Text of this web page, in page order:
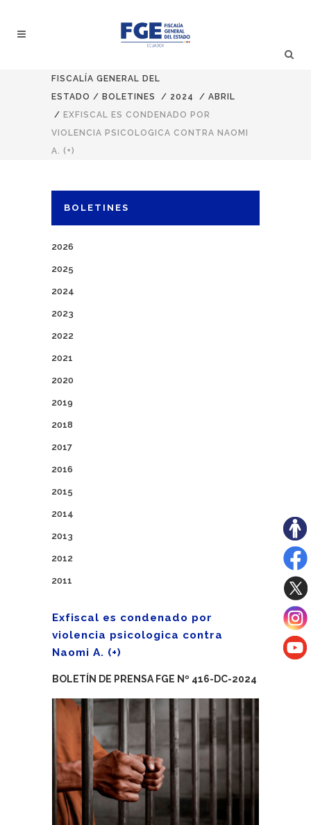
FISCALÍA GENERAL DEL
ESTADO / BOLETINES / 2024 / ABRIL
/ EXFISCAL ES CONDENADO POR
VIOLENCIA PSICOLOGICA CONTRA NAOMI
A. (+)
BOLETINES
2026
2025
2024
2023
2022
2021
2020
2019
2018
2017
2016
2015
2014
2013
2012
2011
Exfiscal es condenado por
violencia psicologica contra
Naomi A. (+)
BOLETÍN DE PRENSA FGE Nº 416-DC-2024